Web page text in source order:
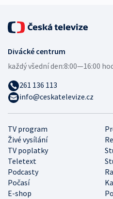
TV program
Živé vysílání
TV poplatky
Teletext
Podcasty
Počasí
E-shop
Divácké centrum
každý všední den:8:00—16:00
261 136 113
info@ceskatelevize.cz